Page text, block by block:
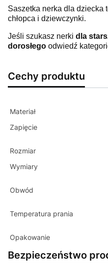
Saszetka nerka dla dziecka
chłopca i dziewczynki.
Jeśli szukasz nerki dla
dorosłego odwiedź
Cechy produktu
Materiał
Zapięcie
Rozmiar
Wymiary
Obwód
Temperatura prania
Opakowanie
Bezpieczeństwo